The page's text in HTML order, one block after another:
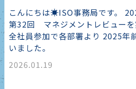
こんにちは☀ISO事務局です。
第32回 マネジメントレビューを
全社員参加で各部署より 2025年
いました。
2026.01.19